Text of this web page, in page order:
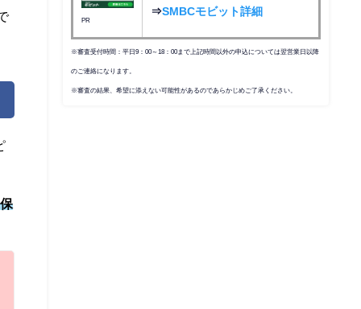
PR
⇒SMBCモビット詳細
※審査受付時間：平日9：00～18：00まで上記時間以外の申込については翌営業日以降
のご連絡になります。
※審査の結果、希望に添えない可能性があるのであらかじめご了承ください。